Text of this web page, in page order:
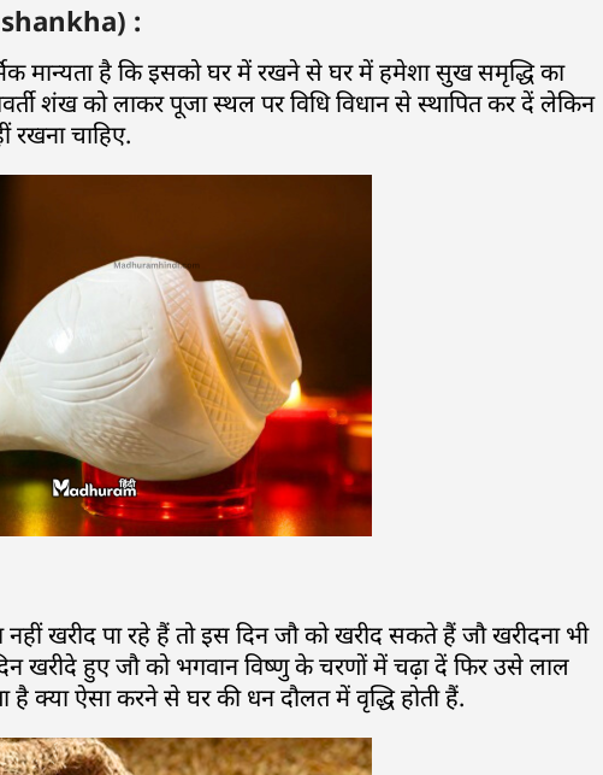
:
मान्यता है कि इसको घर में रखने से घर में हमेशा सुख समृद्धि का
शंख को लाकर पूजा स्थल पर विधि विधान से स्थापित कर दें लेकिन
चाहिए.
नहीं खरीद पा रहे हैं तो इस दिन जौ को खरीद सकते हैं जौ खरीदना भी
खरीदे हुए जौ को भगवान विष्णु के चरणों में चढ़ा दें फिर उसे लाल
क्या ऐसा करने से घर की धन दौलत में वृद्धि होती हैं.